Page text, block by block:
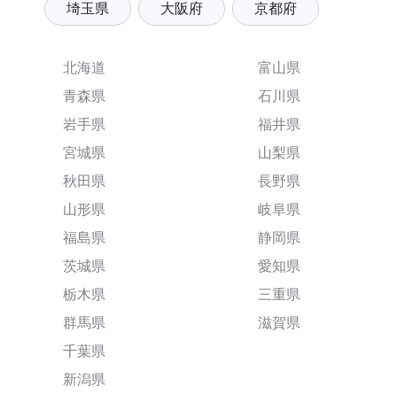
埼玉県 大阪府 京都府
北海道
青森県
岩手県
宮城県
秋田県
山形県
福島県
茨城県
栃木県
群馬県
千葉県
新潟県
富山県
石川県
福井県
山梨県
長野県
岐阜県
静岡県
愛知県
三重県
滋賀県